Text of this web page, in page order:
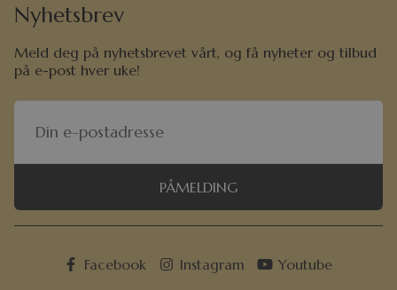
Nyhetsbrev
Meld deg på nyhetsbrevet vårt, og få nyheter og tilbud
på e-post hver uke!
PÅMELDING
Facebook Instagram Youtube